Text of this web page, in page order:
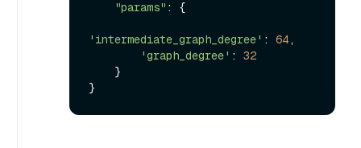
"params" : {
'intermediate_graph_degree' : 64 ,
'graph_degree' : 32